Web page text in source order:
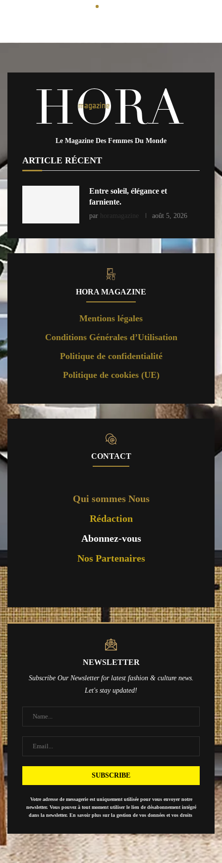
Le Magazine Des Femmes Du Monde
ARTICLE RÉCENT
Entre soleil, élégance et
farniente.
par horamagazine août 5, 2026
HORA MAGAZINE
Mentions légales
Conditions Générales d’Utilisation
Politique de confidentialité
Politique de cookies (UE)
CONTACT
Qui sommes Nous
Rédaction
Abonnez-vous
Nos Partenaires
NEWSLETTER
Subscribe Our Newsletter for latest fashion & culture news.
Let's stay updated!
Votre adresse de messagerie est uniquement utilisée pour vous envoyer notre
newsletter. Vous pouvez à tout moment utiliser le lien de désabonnement intégré
dans la newsletter. En savoir plus sur la gestion de vos données et vos droits